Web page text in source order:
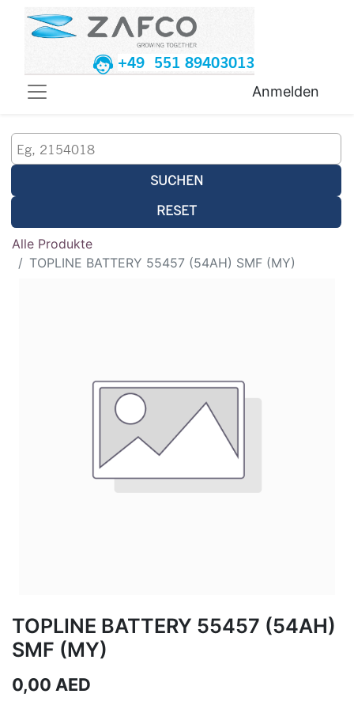
+49 551 89403013
Anmelden
SUCHEN
RESET
Alle Produkte
TOPLINE BATTERY 55457 (54AH) SMF (MY)
TOPLINE BATTERY 55457 (54AH)
SMF (MY)
0,00 AED